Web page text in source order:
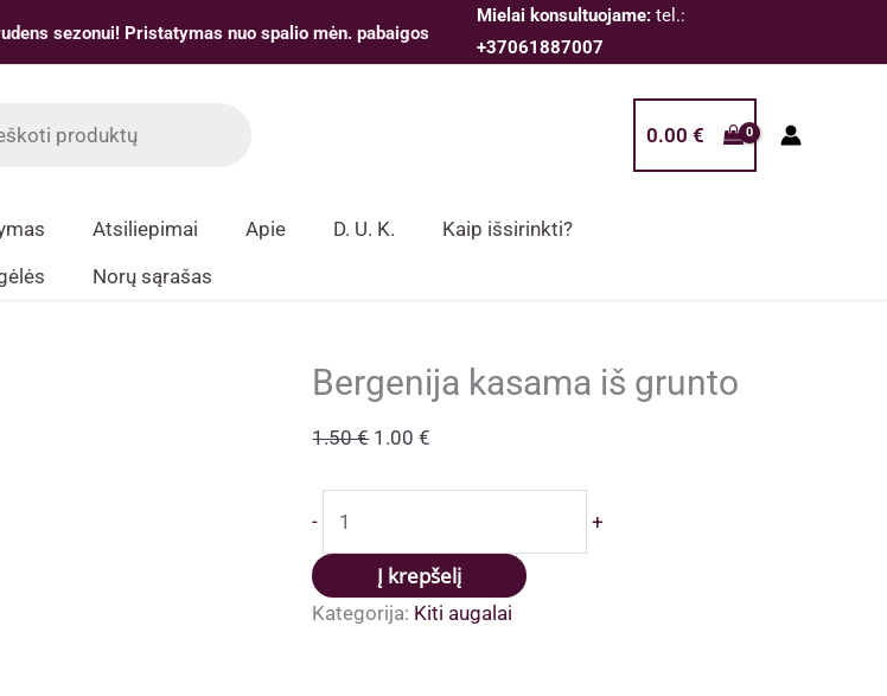
sezonui! Pristatymas nuo spalio mėn. pabaigos
Mielai konsultuojame: tel.:
+37061887007
0.00 €
Atsiliepimai Apie D. U. K.
Kaip išsirinkti?
Norų sąrašas
Bergenija kasama iš grunto
1.50€ Original
1.00€
-
kiekis:
Bergenija
kasama
+
Į krepšelį
Kategorija: Kiti augalai